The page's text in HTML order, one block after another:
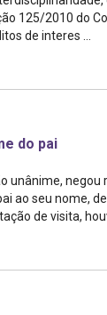
125/2010 do
de interes ...
do pai
unânime,
ao seu nome,
de visita,